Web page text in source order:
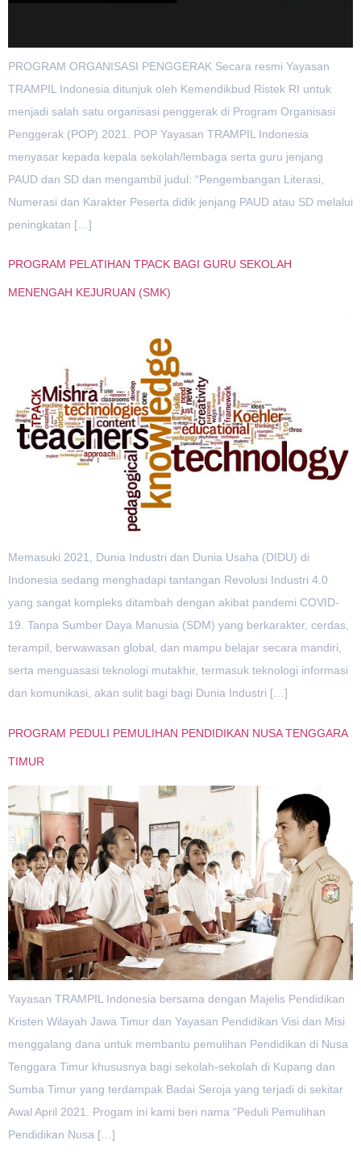
PROGRAM ORGANISASI PENGGERAK Secara resmi Yayasan
TRAMPIL Indonesia ditunjuk oleh Kemendikbud Ristek RI untuk
menjadi salah satu organisasi penggerak di Program Organisasi
Penggerak (POP) 2021. POP Yayasan TRAMPIL Indonesia
menyasar kepada kepala sekolah/lembaga serta guru jenjang
PAUD dan SD dan mengambil judul: “Pengembangan Literasi,
Numerasi dan Karakter Peserta didik jenjang PAUD atau SD melalui
peningkatan […]
PROGRAM PELATIHAN TPACK BAGI GURU SEKOLAH
MENENGAH KEJURUAN (SMK)
Memasuki 2021, Dunia Industri dan Dunia Usaha (DIDU) di
Indonesia sedang menghadapi tantangan Revolusi Industri 4.0
yang sangat kompleks ditambah dengan akibat pandemi COVID-
19. Tanpa Sumber Daya Manusia (SDM) yang berkarakter, cerdas,
terampil, berwawasan global, dan mampu belajar secara mandiri,
serta menguasasi teknologi mutakhir, termasuk teknologi informasi
dan komunikasi, akan sulit bagi bagi Dunia Industri […]
PROGRAM PEDULI PEMULIHAN PENDIDIKAN NUSA TENGGARA
TIMUR
Yayasan TRAMPIL Indonesia bersama dengan Majelis Pendidikan
Kristen Wilayah Jawa Timur dan Yayasan Pendidikan Visi dan Misi
menggalang dana untuk membantu pemulihan Pendidikan di Nusa
Tenggara Timur khususnya bagi sekolah-sekolah di Kupang dan
Sumba Timur yang terdampak Badai Seroja yang terjadi di sekitar
Awal April 2021. Progam ini kami beri nama “Peduli Pemulihan
Pendidikan Nusa […]